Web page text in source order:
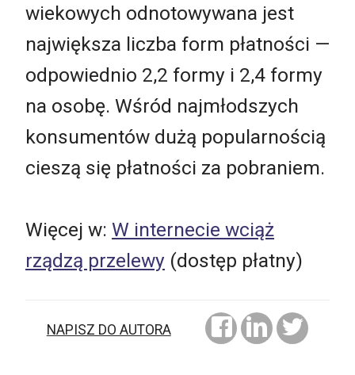
wiekowych odnotowywana jest
największa liczba form płatności —
odpowiednio 2,2 formy i 2,4 formy
na osobę. Wśród najmłodszych
konsumentów dużą popularnością
cieszą się płatności za pobraniem.
Więcej w: W internecie wciąż
rządzą przelewy (dostęp płatny)
NAPISZ DO AUTORA